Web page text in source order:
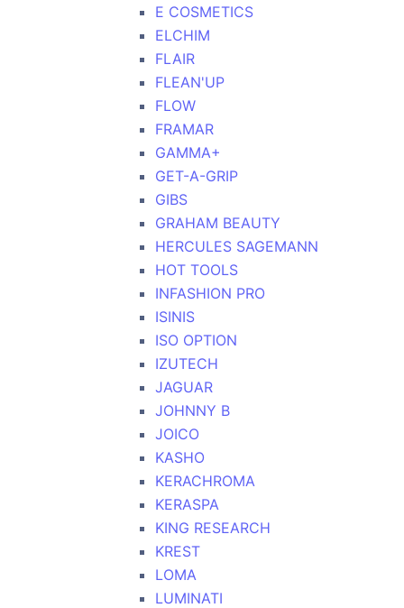
E COSMETICS
ELCHIM
FLAIR
FLEAN'UP
FLOW
FRAMAR
GAMMA+
GET-A-GRIP
GIBS
GRAHAM BEAUTY
HERCULES SAGEMANN
HOT TOOLS
INFASHION PRO
ISINIS
ISO OPTION
IZUTECH
JAGUAR
JOHNNY B
JOICO
KASHO
KERACHROMA
KERASPA
KING RESEARCH
KREST
LOMA
LUMINATI